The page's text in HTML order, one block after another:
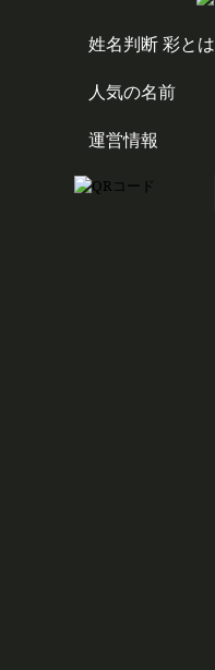
姓名判断 彩とは
人気の名前
運営情報